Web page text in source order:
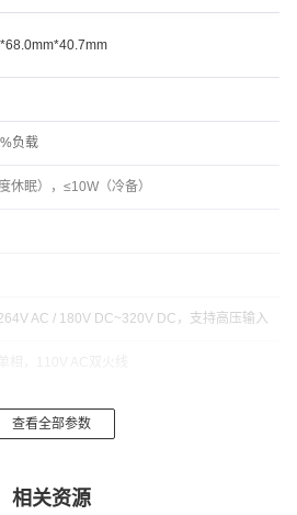
负载
休眠），≤10W（冷备）
AC / 180V DC~320V DC，支持高压输入
载≥50%）
查看全部参数
相关资源